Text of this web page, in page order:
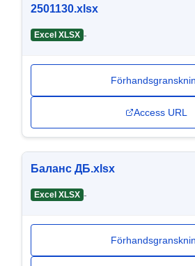
2501130.xlsx
Excel XLSX -
Access URL
Баланс ДБ.xlsx
Excel XLSX -